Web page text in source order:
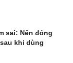
sai: Nên đóng
khi dùng